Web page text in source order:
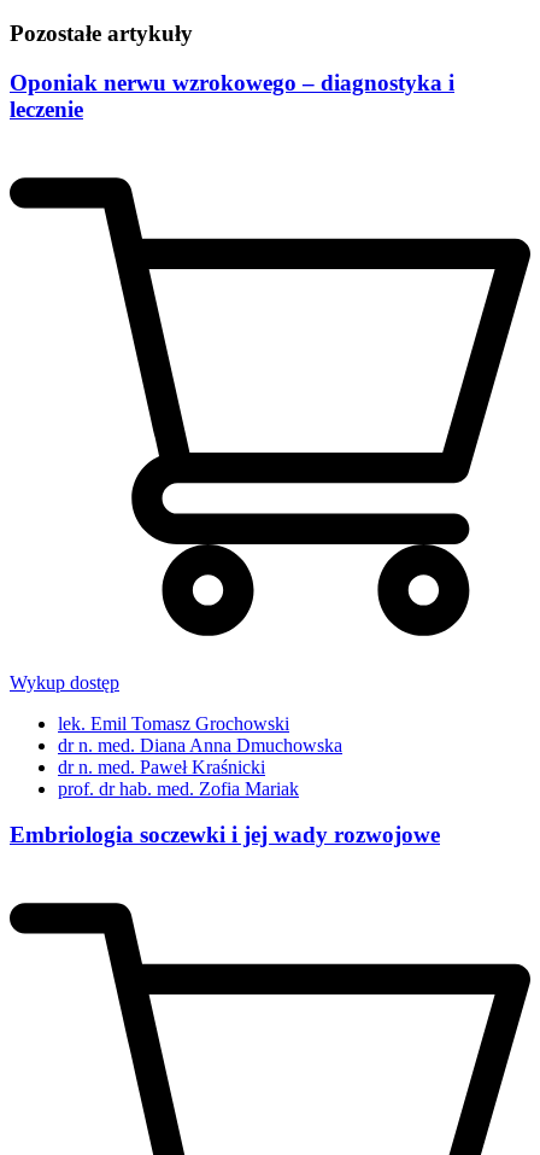
Pozostałe artykuły
Oponiak nerwu wzrokowego – diagnostyka i
leczenie
Wykup dostęp
lek. Emil Tomasz Grochowski
dr n. med. Diana Anna Dmuchowska
dr n. med. Paweł Kraśnicki
prof. dr hab. med. Zofia Mariak
Embriologia soczewki i jej wady rozwojowe